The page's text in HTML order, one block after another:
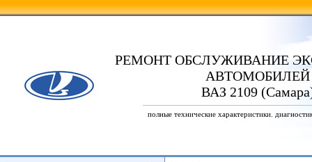
РЕМОНТ ОБСЛУЖИВАНИЕ
АВТОМОБИЛЕЙ
ВАЗ 2109
полные технические характеристики.